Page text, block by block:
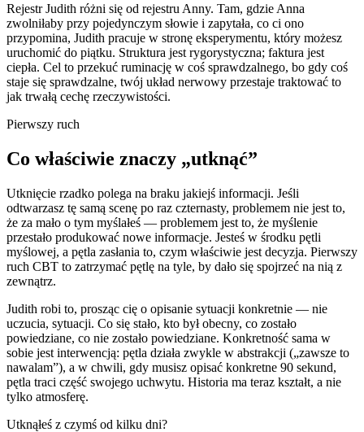
Rejestr Judith różni się od rejestru Anny. Tam, gdzie Anna
zwolniłaby przy pojedynczym słowie i zapytała, co ci ono
przypomina, Judith pracuje w stronę eksperymentu, który możesz
uruchomić do piątku. Struktura jest rygorystyczna; faktura jest
ciepła. Cel to przekuć ruminację w coś sprawdzalnego, bo gdy coś
staje się sprawdzalne, twój układ nerwowy przestaje traktować to
jak trwałą cechę rzeczywistości.
Pierwszy ruch
Co właściwie znaczy „utknąć”
Utknięcie rzadko polega na braku jakiejś informacji. Jeśli
odtwarzasz tę samą scenę po raz czternasty, problemem nie jest to,
że za mało o tym myślałeś — problemem jest to, że myślenie
przestało produkować nowe informacje. Jesteś w środku pętli
myślowej, a pętla zasłania to, czym właściwie jest decyzja. Pierwszy
ruch CBT to zatrzymać pętlę na tyle, by dało się spojrzeć na nią z
zewnątrz.
Judith robi to, prosząc cię o opisanie sytuacji konkretnie — nie
uczucia, sytuacji. Co się stało, kto był obecny, co zostało
powiedziane, co nie zostało powiedziane. Konkretność sama w
sobie jest interwencją: pętla działa zwykle w abstrakcji („zawsze to
nawalam”), a w chwili, gdy musisz opisać konkretne 90 sekund,
pętla traci część swojego uchwytu. Historia ma teraz kształt, a nie
tylko atmosferę.
Utknąłeś z czymś od kilku dni?